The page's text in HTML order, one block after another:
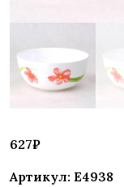
627₽
Артикул: E4938